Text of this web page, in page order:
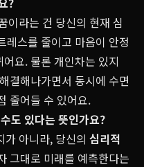
이라는 건 당신의 현재 심
레스를 줄이고 마음이 안정
요. 물론 개인차는 있지
결해나가면서 동시에 수면
줄어들 수 있어요.
도 있다는 뜻인가요?
가 아니라, 당신의 심리적
그대로 미래를 예측한다는